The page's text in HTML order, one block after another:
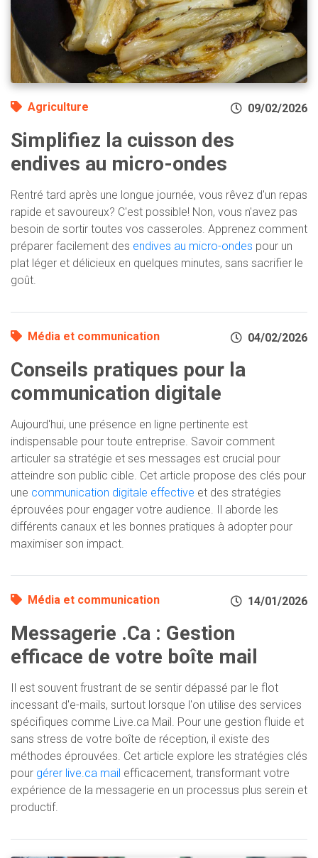
Agriculture 09/02/2026
Simplifiez la cuisson des
endives au micro-ondes
Rentré tard après une longue journée, vous rêvez d'un repas
rapide et savoureux? C'est possible! Non, vous n'avez pas
besoin de sortir toutes vos casseroles. Apprenez comment
préparer facilement des endives au micro-ondes pour un
plat léger et délicieux en quelques minutes, sans sacrifier le
goût.
Média et communication 04/02/2026
Conseils pratiques pour la
communication digitale
Aujourd'hui, une présence en ligne pertinente est
indispensable pour toute entreprise. Savoir comment
articuler sa stratégie et ses messages est crucial pour
atteindre son public cible. Cet article propose des clés pour
une communication digitale effective et des stratégies
éprouvées pour engager votre audience. Il aborde les
différents canaux et les bonnes pratiques à adopter pour
maximiser son impact.
Média et communication 14/01/2026
Messagerie .Ca : Gestion
efficace de votre boîte mail
Il est souvent frustrant de se sentir dépassé par le flot
incessant d'e-mails, surtout lorsque l'on utilise des services
spécifiques comme Live.ca Mail. Pour une gestion fluide et
sans stress de votre boîte de réception, il existe des
méthodes éprouvées. Cet article explore les stratégies clés
pour gérer live.ca mail efficacement, transformant votre
expérience de la messagerie en un processus plus serein et
productif.